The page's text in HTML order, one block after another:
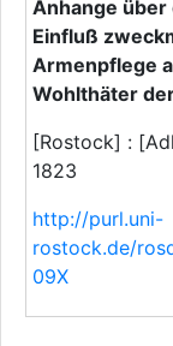
Anhange
Einfluß
Armenpflege
Wohlthäter
[Rostock] :
1823
http://purl.uni-
rostock.de/
09X